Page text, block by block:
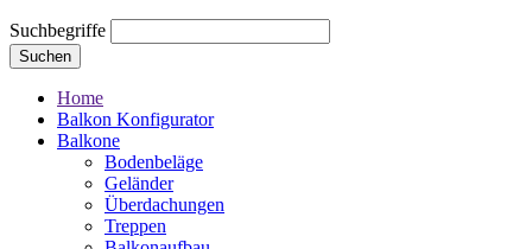
Suchbegriffe
Suchen
Home
Balkon Konfigurator
Balkone
Bodenbeläge
Geländer
Überdachungen
Treppen